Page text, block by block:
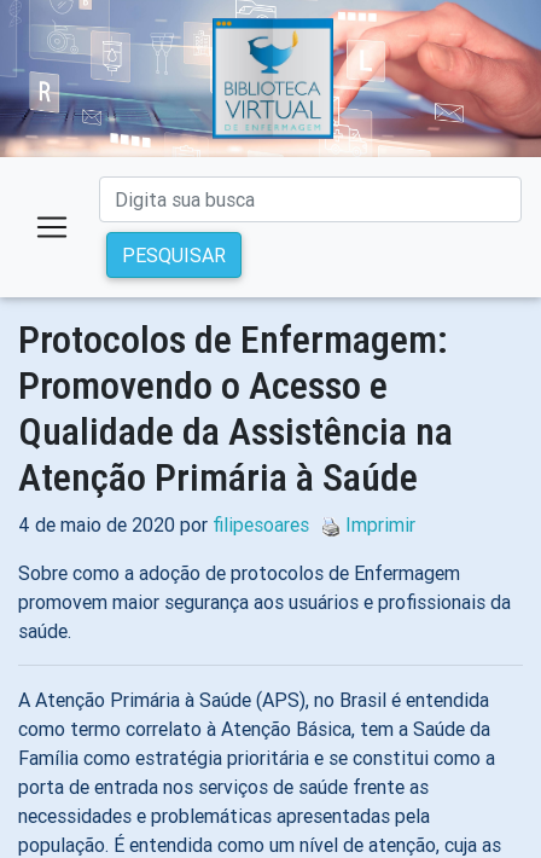
PESQUISAR
Protocolos de Enfermagem:
Promovendo o Acesso e
Qualidade da Assistência na
Atenção Primária à Saúde
4 de maio de 2020 por filipesoares
Imprimir
Sobre como a adoção de protocolos de Enfermagem
promovem maior segurança aos usuários e profissionais da
saúde.
A Atenção Primária à Saúde (APS), no Brasil é entendida
como termo correlato à Atenção Básica, tem a Saúde da
Família como estratégia prioritária e se constitui como a
porta de entrada nos serviços de saúde frente as
necessidades e problemáticas apresentadas pela
população. É entendida como um nível de atenção, cuja as